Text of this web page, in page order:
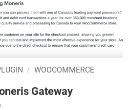
/ WOOCOMMERCE
Gateway